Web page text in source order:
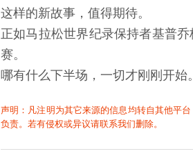
这样的新故事，值得期待。
正如马拉松世界纪录保持者基普
赛。
哪有什么下半场，一切才刚刚开始。
声明：凡注明为其它来源的信息均转自其他平
负责。若有侵权或异议请联系我们删除。